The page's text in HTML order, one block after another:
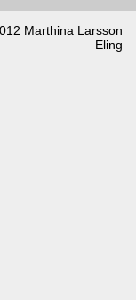
Marthina Larsson
Eling